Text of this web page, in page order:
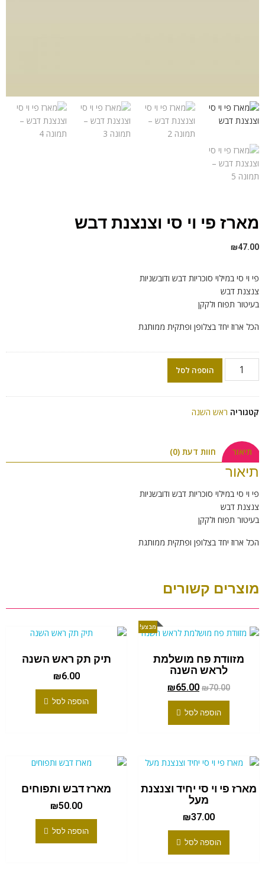
מארז פי וי סי וצנצנת דבש
₪47.00
פי וי סי במילוי סוכריות דבש ודובשניות
צנצנת דבש
בעיטור תפוח ולקקן
הכל ארוז יחד בצלופן ופתקית ממותגת
הוספה לסל
קטגוריה ראש השנה
תיאור חוות דעת (0)
תיאור
פי וי סי במילוי סוכריות דבש ודובשניות
צנצנת דבש
בעיטור תפוח ולקקן
הכל ארוז יחד בצלופן ופתקית ממותגת
מוצרים קשורים
מבצע!
מזוודת פח מושלמת
לראש השנה
₪70.00
₪65.00
הוספה לסל
תיק תק ראש השנה
₪6.00
הוספה לסל
מארז פי וי סי יחיד וצנצנת
מעל
₪37.00
הוספה לסל
מארז דבש ותפוחים
₪50.00
הוספה לסל